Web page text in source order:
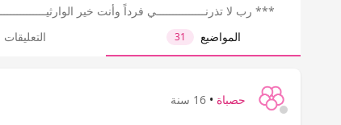
*** رب لا تذرنـــــــــــــــي فرداً وأنت خير
المواضيع
31 التعليقات
حصباة • 16 سنة